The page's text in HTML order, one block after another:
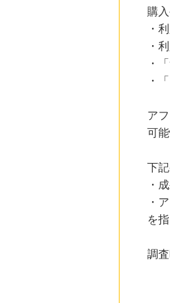
購
・
・
・
・
ア
可
下
・
・
を
調